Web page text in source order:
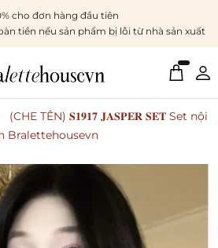
cho đơn hàng đầu tiên
tiền nếu sản phẩm bị lỗi từ nhà sản xuất
(CHE TÊN) 𝐒𝟏𝟗𝟏𝟕 𝐉𝐀𝐒𝐏𝐄𝐑 𝐒𝐄𝐓 Set nội
Bralettehousevn